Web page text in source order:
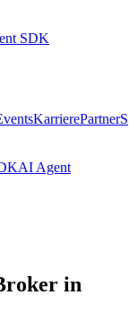
SDK
KarrierePartnerS
AI Agent
in